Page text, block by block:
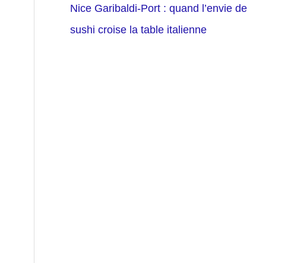
Nice Garibaldi-Port : quand l’envie de
sushi croise la table italienne